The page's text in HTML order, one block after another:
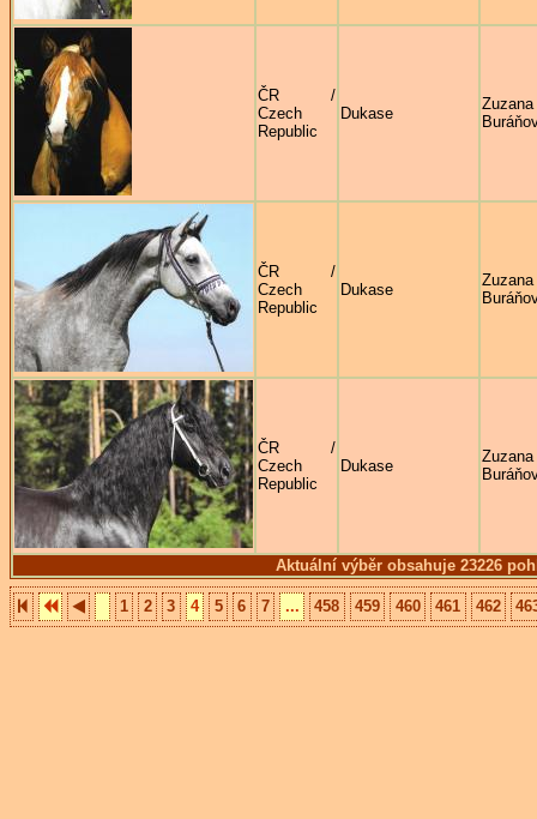
Aktuální výběr obsahuje 23226
ČR /
Czech
Republic
Dukase
Zuzana
ČR /
Czech
Republic
Dukase
Zuzana
ČR /
Czech
Republic
Dukase
Zuzana
1 2 3 4 5 6 7 ... 458 459 460 461 462